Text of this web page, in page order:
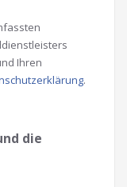
Ihren
.
die